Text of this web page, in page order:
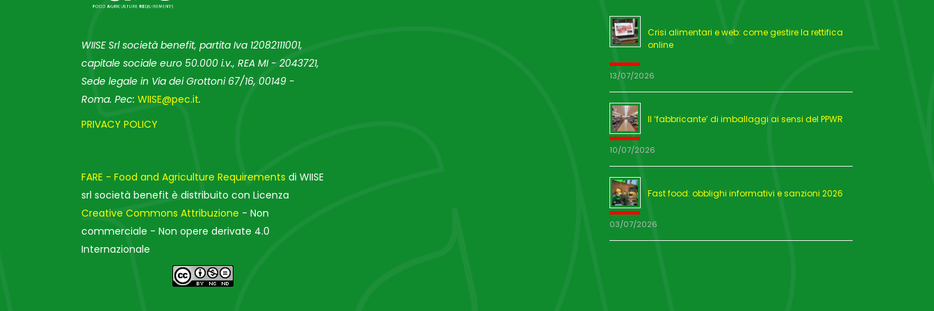
WIISE Srl società benefit, partita Iva 12082111001,
capitale sociale euro 50.000 i.v., REA MI - 2043721,
Sede legale in Via dei Grottoni 67/16, 00149 -
Roma. Pec: WIISE@pec.it.
PRIVACY POLICY
FARE - Food and Agriculture Requirements di WIISE
srl società benefit è distribuito con Licenza
Creative Commons Attribuzione - Non
commerciale - Non opere derivate 4.0
Internazionale
Crisi alimentari e web: come gestire la rettifica
online
13/07/2026
Il ‘fabbricante’ di imballaggi ai sensi del PPWR
10/07/2026
Fast food: obblighi informativi e sanzioni 2026
03/07/2026